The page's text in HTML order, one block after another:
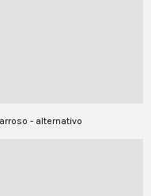
- alternativo